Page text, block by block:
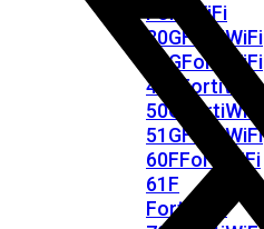
FortiWiFi
30GFortiWiFi
31GFortiWiFi
40F
FortiWiFi
50G
FortiWiFi
51GFortiWiFi
60FFortiWiFi
61F
FortiWiFi